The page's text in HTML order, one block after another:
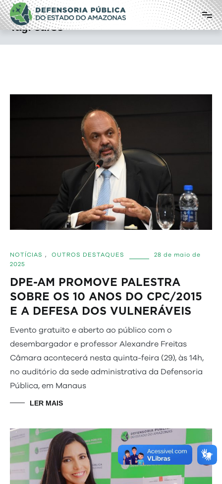
Pular
para
o
conteúdo
Defensoria Pública do Estado do
Amazonas
Tag:curso
NOTÍCIAS , OUTROS DESTAQUES
28 de maio de
2025
DPE-AM PROMOVE PALESTRA
SOBRE OS 10 ANOS DO CPC/2015
E A DEFESA DOS VULNERÁVEIS
Evento gratuito e aberto ao público com o
desembargador e professor Alexandre Freitas
Câmara acontecerá nesta quinta-feira (29), às 14h,
no auditório da sede administrativa da Defensoria
Pública, em Manaus
LER MAIS